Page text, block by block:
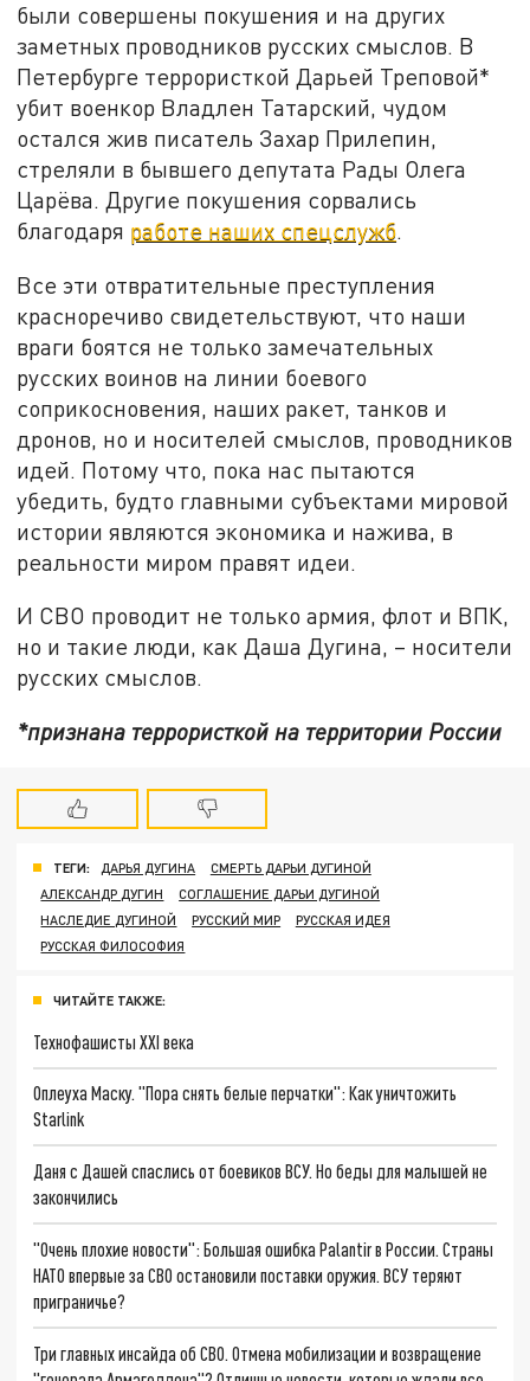
были совершены покушения и на других
заметных проводников русских смыслов. В
Петербурге террористкой Дарьей Треповой*
убит военкор Владлен Татарский, чудом
остался жив писатель Захар Прилепин,
стреляли в бывшего депутата Рады Олега
Царёва. Другие покушения сорвались
благодаря работе наших спецслужб.
Все эти отвратительные преступления
красноречиво свидетельствуют, что наши
враги боятся не только замечательных
русских воинов на линии боевого
соприкосновения, наших ракет, танков и
дронов, но и носителей смыслов, проводников
идей. Потому что, пока нас пытаются
убедить, будто главными субъектами мировой
истории являются экономика и нажива, в
реальности миром правят идеи.
И СВО проводит не только армия, флот и ВПК,
но и такие люди, как Даша Дугина, – носители
русских смыслов.
*признана террористкой на территории России
ТЕГИ: ДАРЬЯ ДУГИНА
СМЕРТЬ ДАРЬИ ДУГИНОЙ
АЛЕКСАНДР ДУГИН
СОГЛАШЕНИЕ ДАРЬИ ДУГИНОЙ
НАСЛЕДИЕ ДУГИНОЙ
РУССКИЙ МИР
РУССКАЯ ИДЕЯ
РУССКАЯ ФИЛОСОФИЯ
ЧИТАЙТЕ ТАКЖЕ:
Технофашисты XXI века
Оплеуха Маску. "Пора снять белые перчатки": Как уничтожить
Starlink
Даня с Дашей спаслись от боевиков ВСУ. Но беды для малышей не
закончились
"Очень плохие новости": Большая ошибка Palantir в России. Страны
НАТО впервые за СВО остановили поставки оружия. ВСУ теряют
приграничье?
Три главных инсайда об СВО. Отмена мобилизации и возвращение